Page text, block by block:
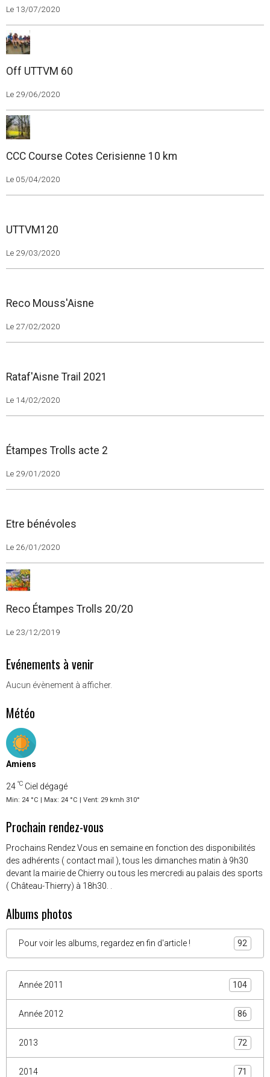
Le 13/07/2020
Off UTTVM 60
Le 29/06/2020
CCC Course Cotes Cerisienne 10 km
Le 05/04/2020
Reco Mouss'Aisne
Le 29/01/2020
Etre bénévoles
Le 26/01/2020
Reco Étampes Trolls 20/20
Le 23/12/2019
Evénements à venir
Aucun évènement à afficher.
Météo
Amiens
24 Ciel dégagé
Min: 24 °C | Max: 24 °C | Vent: 29 kmh 310°
Prochain rendez-vous
des adhérents ( contact mail ), tous les dimanches matin à 9h30
devant la mairie de Chierry ou tous les mercredi au palais des sports
( Château-Thierry) à 18h30. .
Albums photos
Pour voir les albums, regardez en fin d'article ! 92
Année 2011 104
Année 2012 86